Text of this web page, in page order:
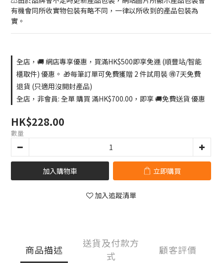
有機會同所收實物包裝有略不同，一律以所收到的產品包裝為
實。
全店，🚚 網店專享優惠，買滿HK$500即享免運 (順豐站/智能
櫃取件) 優惠。 🎁每筆訂單可免費獲贈 2 件試用裝 🉐7天免費
退貨 (只適用沒開封產品)
全店，非會員: 全單 購買 滿HK$700.00，即享 🚚免費送貨 優惠
HK$228.00
數量
加入購物車 立即購買
加入追蹤清單
商品描述
送貨及付款方
式
顧客評價